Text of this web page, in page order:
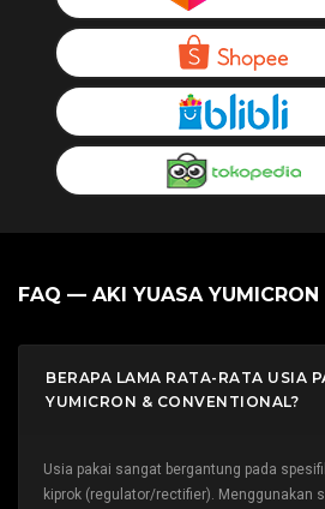
FAQ — AKI YUASA
BERAPA LAMA RATA-RATA USIA
YUMICRON & CONVENTIONAL?
Usia pakai sangat bergantung pada
kiprok (regulator/rectifier). Menggunakan